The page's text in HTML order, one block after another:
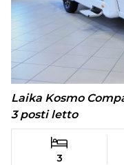
Laika Kosmo
3 posti letto
3